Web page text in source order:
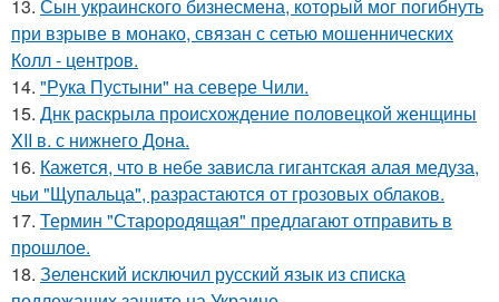
13. Сын украинского бизнесмена, который мог погибнуть
при взрыве в монако, связан с сетью мошеннических
Колл - центров.
14. "Рука Пустыни" на севере Чили.
15. Днк раскрыла происхождение половецкой женщины
XII в. с нижнего Дона.
16. Кажется, что в небе зависла гигантская алая медуза,
чьи "Щупальца", разрастаются от грозовых облаков.
17. Термин "Старородящая" предлагают отправить в
прошлое.
18. Зеленский исключил русский язык из списка